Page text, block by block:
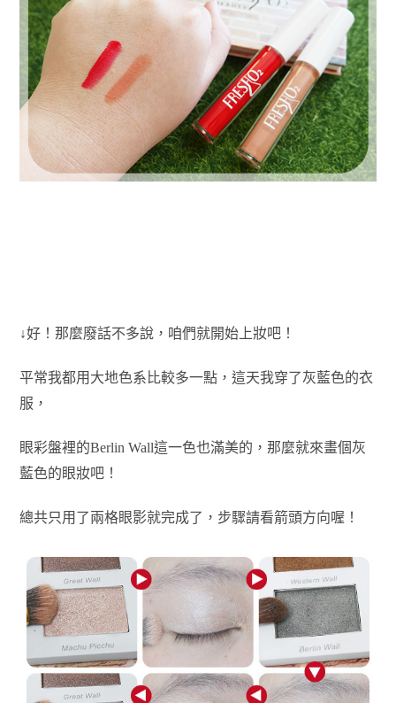
↓好！那麼廢話不多說，咱們就開始上妝吧！
平常我都用大地色系比較多一點， 這天我穿了灰藍色的衣
服，
眼彩盤裡的Berlin Wall這一色也滿美的，那麼就來畫個灰
藍色的眼妝吧！
總共只用了兩格眼影就完成了，步驟請看箭頭方向喔！